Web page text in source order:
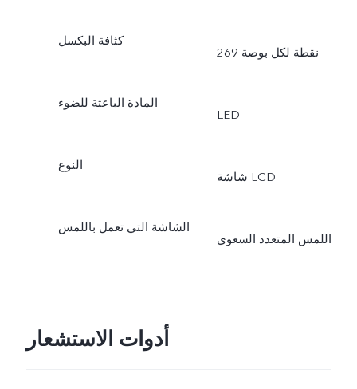
كثافة البكسل
269 نقطة لكل بوصة
المادة الباعثة للضوء
LED
النوع
شاشة LCD
الشاشة التي تعمل باللمس
اللمس المتعدد السعوي
أدوات الاستشعار